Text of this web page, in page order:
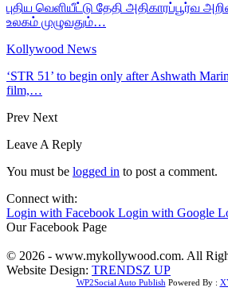
புதிய வெளியீட்டு தேதி அதிகாரப்பூர்வ
உலகம் முழுவதும்…
Kollywood News
‘STR 51’ to begin only after Ashwath
film,…
Prev Next
Leave A Reply
You must be logged in to post a comment.
Connect with:
Login with Facebook Login with Google
Our Facebook Page
© 2026 - www.mykollywood.com. All
Website Design: TRENDSZ UP
WP2Social Auto Publish Powered By :